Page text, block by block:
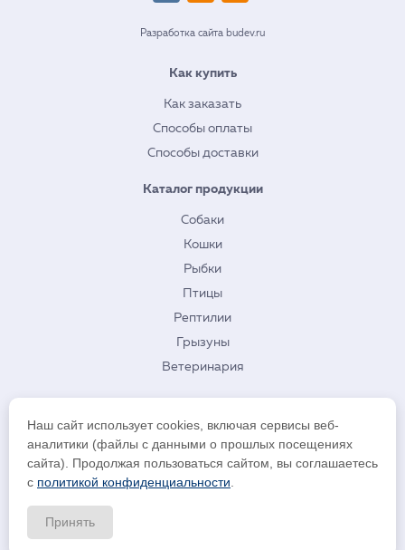
Разработка сайта budev.ru
Как купить
Как заказать
Способы оплаты
Способы доставки
Каталог продукции
Собаки
Кошки
Рыбки
Птицы
Рептилии
Грызуны
Ветеринария
Контакты
Указанные цены действуют только при оформлении заказа через
Наш сайт использует cookies, включая сервисы веб-
аналитики (файлы с данными о прошлых посещениях
сайта). Продолжая пользоваться сайтом, вы соглашаетесь
с политикой конфиденциальности
Принять